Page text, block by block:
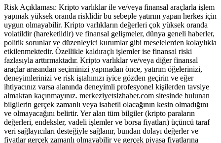
Risk Açıklaması: Kripto varlıklar ile ve/veya finansal araçlarla işlem
yapmak yüksek oranda risklidir bu sebeple yatırım yapan herkes için
uygun olmayabilir. Kripto varlıkların değerleri çok yüksek oranda
volatildir (hareketlidir) ve finansal gelişmeler, dünya geneli haberler,
politik sorunlar ve düzenleyici kurumlar gibi meselelerden kolaylıkla
etkilenmektedir. Özellikle kaldıraçlı işlemler ise finansal riski
fazlasıyla arttırmaktadır. Kripto varlıklar ve/veya diğer finansal
araçlar arasından seçiminizi yapmadan önce, yatırım öğelerinizi,
deneyimlerinizi ve risk iştahınızı iyice gözden geçirin ve eğer
ihtiyacınız varsa alanında deneyimli profesyonel kişilerden tavsiye
almaktan kaçınmayınız. merkeziyetsizhaber.com sitesinde bulunan
bilgilerin gerçek zamanlı veya isabetli olacağının kesin olmadığını
ve olmayacağını belirtir. Yer alan tüm bilgiler (kripto paraların
değerleri, endeksler, vadeli işlemler ve borsa fiyatları) üçüncü taraf
veri sağlayıcıları desteğiyle sağlanır, bundan dolayı değerler ve
fiyatlar gerçek zamanlı olmayabilir ve gerçek piyasa fiyatlarına